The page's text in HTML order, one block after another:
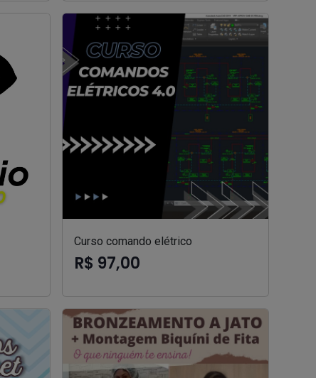
Curso comando elétrico
R$ 97,00